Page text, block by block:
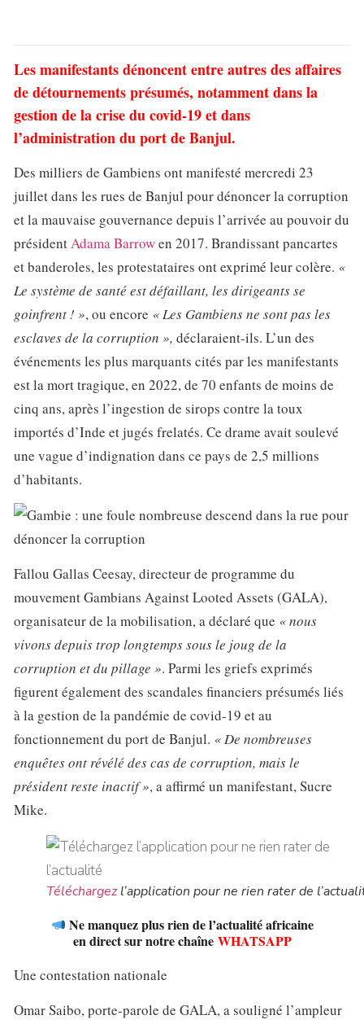
Les manifestants dénoncent entre autres des affaires
de détournements présumés, notamment dans la
gestion de la crise du covid-19 et dans
l’administration du port de Banjul.
Des milliers de Gambiens ont manifesté mercredi 23
juillet dans les rues de Banjul pour dénoncer la corruption
et la mauvaise gouvernance depuis l’arrivée au pouvoir du
présidentAdama Barrowen 2017. Brandissant pancartes
et banderoles, les protestataires ont exprimé leur colère. «
Le système de santé est défaillant, les dirigeants se
goinfrent ! », ou encore « Les Gambiens ne sont pas les
esclaves de la corruption », déclaraient-ils. L’un des
événements les plus marquants cités par les manifestants
est la mort tragique, en 2022, de 70 enfants de moins de
cinq ans, après l’ingestion de sirops contre la toux
importés d’Inde et jugés frelatés. Ce drame avait soulevé
une vague d’indignation dans ce pays de 2,5 millions
d’habitants.
Fallou Gallas Ceesay, directeur de programme du
mouvement Gambians Against Looted Assets (GALA),
organisateur de la mobilisation, a déclaré que « nous
vivons depuis trop longtemps sous le joug de la
corruption et du pillage ». Parmi les griefs exprimés
figurent également des scandales financiers présumés liés
à la gestion de la pandémie de covid-19 et au
fonctionnement du port de Banjul. « De nombreuses
enquêtes ont révélé des cas de corruption, mais le
président reste inactif », a affirmé un manifestant, Sucre
Mike.
Téléchargezl’application pour ne rien rater de
Ne manquez plus rien de l’actualité africaine
en direct sur notre chaîne WHATSAPP
Une contestation nationale
Omar Saibo, porte-parole de GALA, a souligné l’ampleur